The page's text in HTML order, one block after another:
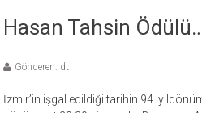
Hasan Tahsin
Gönderen: dt
İzmir’in işgal edildiği tarihin 94.